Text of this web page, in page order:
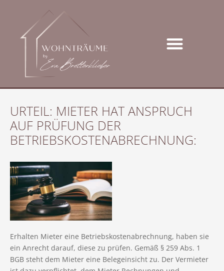
URTEIL: MIETER HAT ANSPRUCH
AUF PRÜFUNG DER
BETRIEBSKOSTENABRECHNUNG:
Erhalten Mieter eine Betriebskostenabrechnung, haben sie
ein Anrecht darauf, diese zu prüfen. Gemäß § 259 Abs. 1
BGB steht dem Mieter eine Belegeinsicht zu. Der Vermieter